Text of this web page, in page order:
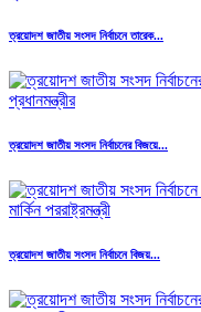
ত্রয়োদশ জাতীয় সংসদ নির্বাচনে তারেক...
ত্রয়োদশ জাতীয় সংসদ নির্বাচনের বিজয়ে...
ত্রয়োদশ জাতীয় সংসদ নির্বাচনে বিজয়...